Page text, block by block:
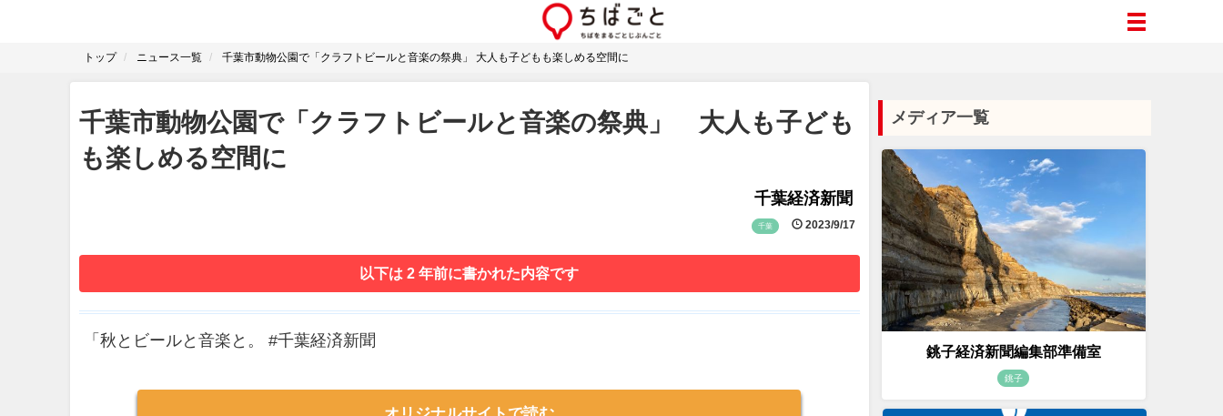
トップ ニュース一覧 千葉市動物公園で「クラフトビールと音楽の祭典」 大人も子どもも楽しめる空間に
千葉市動物公園で「クラフトビールと音楽の祭典」 大人も子ども
も楽しめる空間に
千葉経済新聞
千葉 2023/9/17
以下は 2 年前に書かれた内容です
「秋とビールと音楽と。 #千葉経済新聞
メディア一覧
銚子経済新聞編集部準備室
銚子